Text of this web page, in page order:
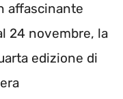
affascinante
24 novembre, la
edizione di